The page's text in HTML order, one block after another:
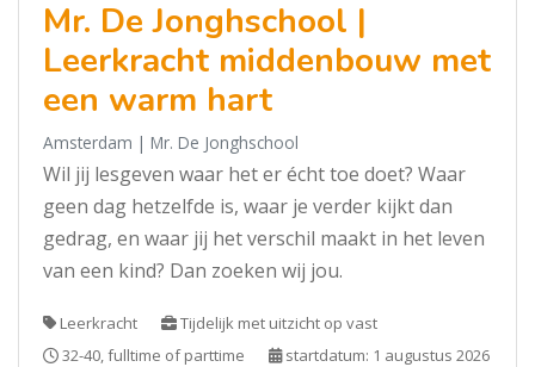
Mr. De Jonghschool |
Leerkracht middenbouw met
een warm hart
Amsterdam | Mr. De Jonghschool
Wil jij lesgeven waar het er écht toe doet? Waar
geen dag hetzelfde is, waar je verder kijkt dan
gedrag, en waar jij het verschil maakt in het leven
van een kind? Dan zoeken wij jou.
Leerkracht
Tijdelijk met uitzicht op vast
32-40, fulltime of parttime
startdatum: 1 augustus 2026